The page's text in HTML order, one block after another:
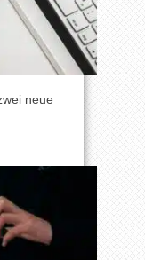
neue